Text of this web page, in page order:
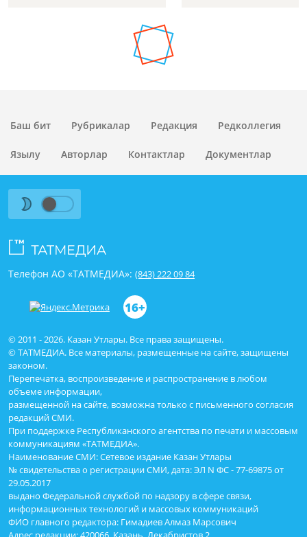
Баш бит Рубрикалар Редакция Редколлегия
Язылу Авторлар Контактлар Документлар
© 2011 - 2026. Казан Утлары. Все права защищены.
© ТАТМЕДИА. Все материалы, размещенные на сайте, защищены
законом.
Перепечатка, воспроизведение и распространение в любом
объеме информации,
размещенной на сайте, возможна только с письменного согласия
редакций СМИ.
При поддержке Республиканского агентства по печати и массовым
коммуникациям «ТАТМЕДИА».
Наименование СМИ: Сетевое издание Казан Утлары
№ свидетельства о регистрации СМИ, дата: ЭЛ N ФС - 77-69875 от
29.05.2017
выдано Федеральной службой по надзору в сфере связи,
информационных технологий и массовых коммуникаций
ФИО главного редактора: Гимадиев Алмаз Марсович
Телефон АО «ТАТМЕДИА»: (843) 222 09 84
16+